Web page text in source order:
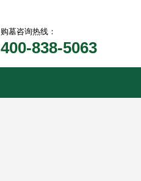
购墓咨询热线：
400-838-5063